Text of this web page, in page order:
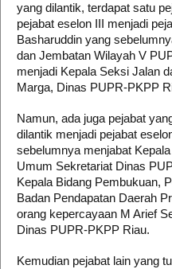
yang dilantik, terdapat satu
pejabat eselon III menjadi
Basharuddin yang
dan Jembatan Wilayah V
menjadi Kepala Seksi Jalan
Marga, Dinas PUPR-PKPP
Namun, ada juga pejabat
dilantik menjadi pejabat
sebelumnya menjabat
Umum Sekretariat Dinas
Kepala Bidang Pembukuan,
Badan Pendapatan Daerah
orang kepercayaan M Arief
Dinas PUPR-PKPP Riau.
Kemudian pejabat lain yang